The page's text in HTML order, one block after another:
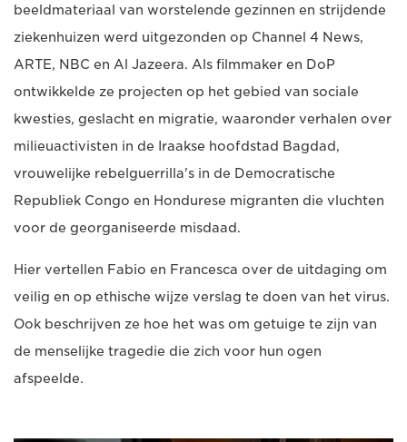
beeldmateriaal van worstelende gezinnen en strijdende
ziekenhuizen werd uitgezonden op Channel 4 News,
ARTE, NBC en Al Jazeera. Als filmmaker en DoP
ontwikkelde ze projecten op het gebied van sociale
kwesties, geslacht en migratie, waaronder verhalen over
milieuactivisten in de Iraakse hoofdstad Bagdad,
vrouwelijke rebelguerrilla's in de Democratische
Republiek Congo en Hondurese migranten die vluchten
voor de georganiseerde misdaad.
Hier vertellen Fabio en Francesca over de uitdaging om
veilig en op ethische wijze verslag te doen van het virus.
Ook beschrijven ze hoe het was om getuige te zijn van
de menselijke tragedie die zich voor hun ogen
afspeelde.